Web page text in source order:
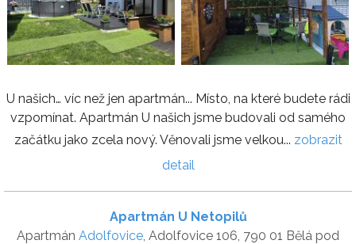
U našich… víc než jen apartmán... Místo, na které budete rádi
vzpomínat. Apartmán U našich jsme budovali od samého
začátku jako zcela nový. Věnovali jsme velkou... zobrazit
detail
Apartmán U Netopilů
Apartmán Adolfovice , Adolfovice 106, 790 01 Bělá pod